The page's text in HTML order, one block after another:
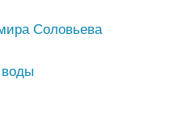
Соловьева